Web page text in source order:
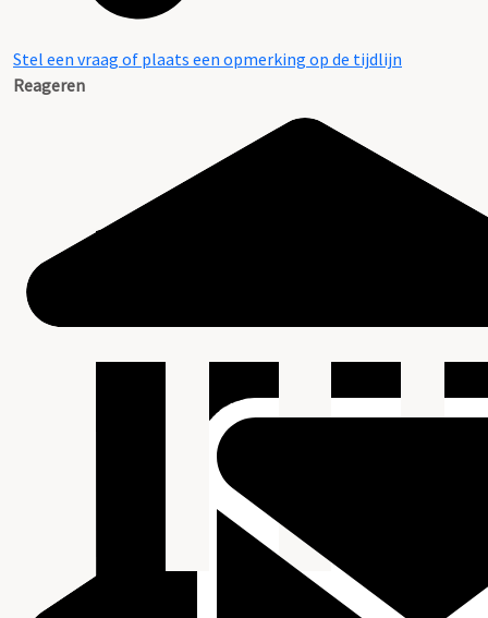
Stel een vraag of plaats een opmerking op de tijdlijn
Reageren